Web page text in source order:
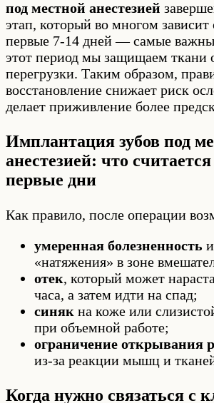
под местной анестезией
этап, который во многом
первые 7-14 дней — самые
этот период мы защищаем ткани
перегрузки. Таким образом,
восстановление снижает риск
делает приживление более
Имплантация зубов под
анестезией: что
первые дни
Как правило, после операции
умеренная болезненность
«натяжения» в зоне
отек, который может
часа, а затем идти на спад;
синяк на коже или
при объемной работе;
ограничение открывания
из-за реакции мышц и
Когда нужно связаться с